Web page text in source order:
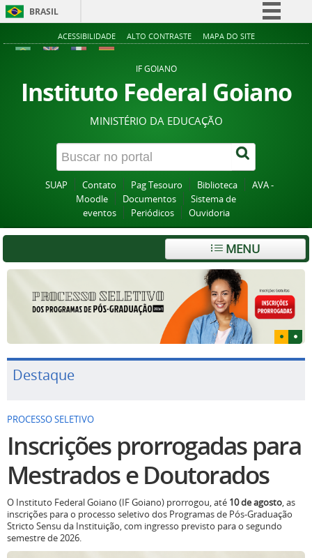
BRASIL
Simplifique!
Acesso à informação
Legislação
Canais
ACESSIBILIDADE ALTO CONTRASTE MAPA DO SITE
IF GOIANO
Instituto Federal Goiano
MINISTÉRIO DA EDUCAÇÃO
SUAP Contato Pag Tesouro Biblioteca
AVA -
Moodle
Documentos
Sistema de
eventos
Periódicos Ouvidoria
MENU
Destaque
PROCESSO SELETIVO
Inscrições prorrogadas para
Mestrados e Doutorados
O Instituto Federal Goiano (IF Goiano) prorrogou, até 10 de agosto, as
inscrições para o processo seletivo dos Programas de Pós-Graduação
Stricto Sensu da Instituição, com ingresso previsto para o segundo
semestre de 2026.